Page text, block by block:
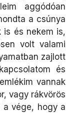
aggódóan
a csúnya
is és nekem is,
volt valami
zajlott
és
vannak
vagy rákvörös
a vége, hogy a